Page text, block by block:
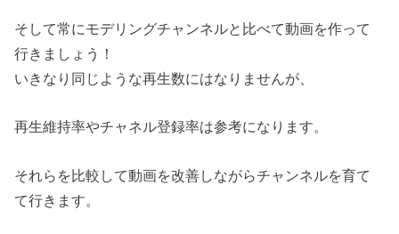
そして常にモデリングチャンネルと比べて動画を作って
行きましょう！
いきなり同じような再生数にはなりませんが、
再生維持率やチャネル登録率は参考になります。
それらを比較して動画を改善しながらチャンネルを育て
て行きます。